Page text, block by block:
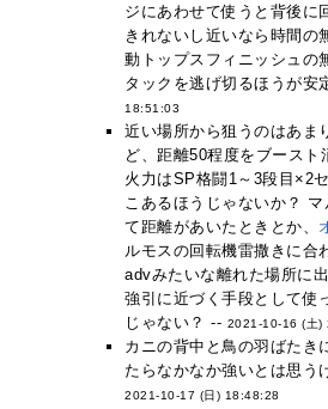
ジにあわせて使うと背後に
きれないし近いなら時間の
動トップスフィニッシュの
タックを逃げ切るほうが安
18:51:03
近い場所から狙うのはあま
ど、距離50程度をブースト
火力はSP格闘1～3段目×2
こあるほうじゃないか？
て距離があいたときとか、
ルモスの回転機雷撒きに合
advみたいな離れた場所に
強引に近づく手段として使
じゃない？ -- 2021-10-16 (土)
カニの背中と鳥の羽ばたき
たらなかなか強いとは思う
2021-10-17 (日) 18:48:28